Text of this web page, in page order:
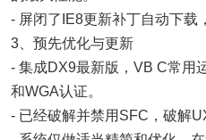
- 屏闭了IE8更新补丁自动下载
3、预先优化与更新
- 集成DX9最新版，VB C常用
和WGA认证。
- 已经破解并禁用SFC，破解